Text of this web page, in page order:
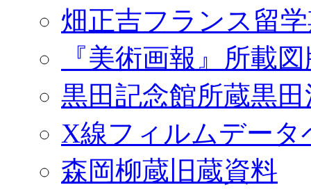
畑正吉フランス留
『美術画報』所載
黒田記念館所蔵黒
X線フィルムデータ
森岡柳蔵旧蔵資料